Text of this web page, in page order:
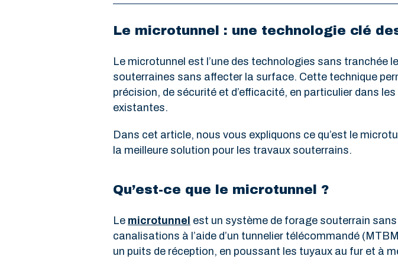
Le microtunnel : une technologie clé
Le microtunnel est l’une des technologies sans tranchée
souterraines sans affecter la surface. Cette technique
précision, de sécurité et d’efficacité, en particulier dans
existantes.
Dans cet article, nous vous expliquons ce qu’est le
la meilleure solution pour les travaux souterrains.
Qu’est-ce que le microtunnel ?
Le microtunnel est un système de forage souterrain
canalisations à l’aide d’un tunnelier télécommandé
un puits de réception, en poussant les tuyaux au fur et à